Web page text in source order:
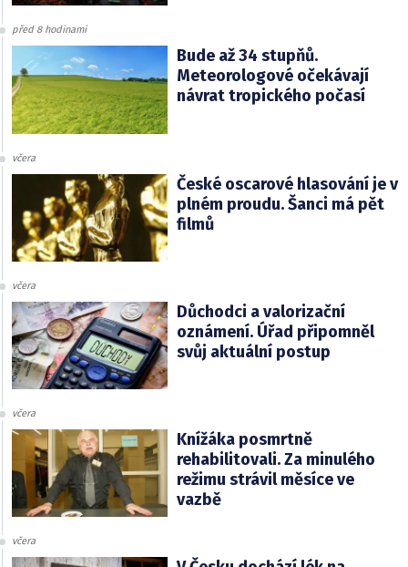
před 8 hodinami
Bude až 34 stupňů.
Meteorologové očekávají
návrat tropického počasí
včera
České oscarové hlasování je v
plném proudu. Šanci má pět
filmů
včera
Důchodci a valorizační
oznámení. Úřad připomněl
svůj aktuální postup
včera
Knížáka posmrtně
rehabilitovali. Za minulého
režimu strávil měsíce ve
vazbě
včera